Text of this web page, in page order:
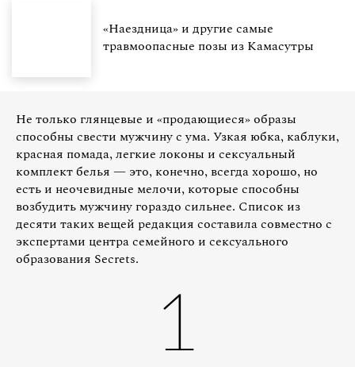
«Наездница» и другие самые
травмоопасные позы из Камасутры
Не только глянцевые и «продающиеся» образы
способны свести мужчину с ума. Узкая юбка, каблуки,
красная помада, легкие локоны и сексуальный
комплект белья — это, конечно, всегда хорошо, но
есть и неочевидные мелочи, которые способны
возбудить мужчину гораздо сильнее. Список из
десяти таких вещей редакция составила совместно с
экспертами центра семейного и сексуального
образования Secrets.
1